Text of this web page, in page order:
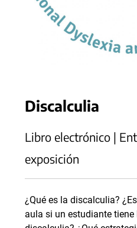
Discalculia
Libro electrónico |
exposición
¿Qué es la discalculia?
aula si un estudiante